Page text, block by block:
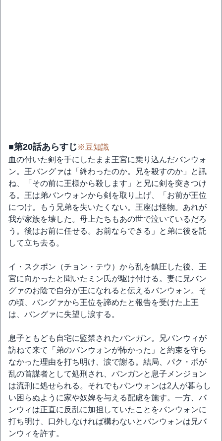
■第20話あらすじ ※豆知識
血の付いた剣を手にしたまま王宮に乗り込んだバンウォ
ン。王バングァは「終わったのか。兄を殺すのか」と訊
ね、「その前に王様から殺します」と兄に剣を突きつけ
る。王は弟バンウォンから剣を取り上げ、「お前が王位
につけ。もう兄弟を失いたくない。王座は怪物。あれが
我が家族を壊した。母上たちもあの世で泣いているだろ
う。後はお前に任せる。お前ならできる」と弟に後を託
して立ち去る。
イ・スクポン（チョン・テウ）から乱を鎮圧した後、王
宮に向かったと聞いたミン氏が駆け付ける。妻に兄バン
グァのお陰で自分が王になれると伝えるバンウォン。そ
の頃、バングァから王位を諦めたと報告を受けた上王
は、バングァに失望し涙する。
息子ともども自宅に監禁されたバンガン。兄バンウィが
訪ねて来て「弟のバンウォンが怖かった」と約束を守ら
なかった理由を打ち明け、涙で謝る。結局、パク・ポが
乱の首謀者として処刑され、バンガンと息子メンジョン
は流刑に処せられる。それでもバンウォンは2人が暮らし
い困らぬように家や奴婢を与える配慮を施す。一方、バ
ンウィは正直に反乱に加担していたことをバンウォンに
打ち明け、口外しなければ構わないとバンウォンは兄バ
ンウィを許す。